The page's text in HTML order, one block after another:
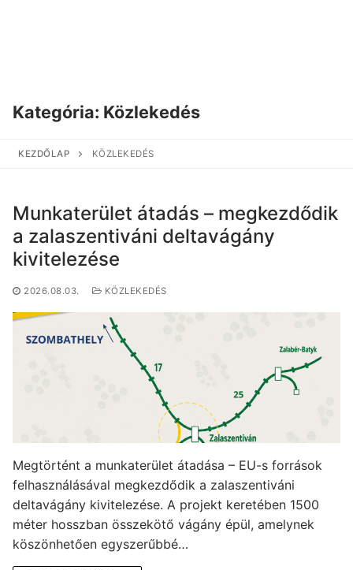
Kategória: Közlekedés
KEZDŐLAP KÖZLEKEDÉS
Munkaterület átadás – megkezdődik
a zalaszentiváni deltavágány
kivitelezése
2026.08.03. KÖZLEKEDÉS
Megtörtént a munkaterület átadása – EU-s források
felhasználásával megkezdődik a zalaszentiváni
deltavágány kivitelezése. A projekt keretében 1500
méter hosszban összekötő vágány épül, amelynek
köszönhetően egyszerűbbé…